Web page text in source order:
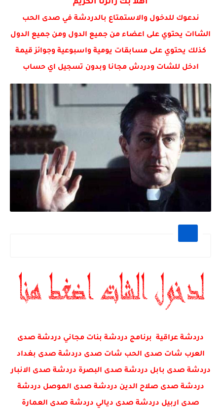
اهلا بك زائرنا الكريم
ندعوك للدخول والاستمتاع بالدردشة في صدى الحب
الشاات يحتوي على اعضاء من جميع الدول ومن جميع الدول
كذلك يحتوي على مسابقات يومية واسبوعية وجوائز قيمة
ادخل للشات ودردش مجانا وبدون تسجيل اي حساب
دردشة عراقية برنامج دردشة بنات مجاني دردشة صدى
العرب شات صدى الحب شات صدى دردشة صدى بغداد
دردشة صدى بابل دردشة صدى البصرة دردشة صدى الانبار
دردشة صدى صلاح الدين دردشة صدى الموصل دردشة
صدى اربيل دردشة صدى ديالي دردشة صدى العمارة